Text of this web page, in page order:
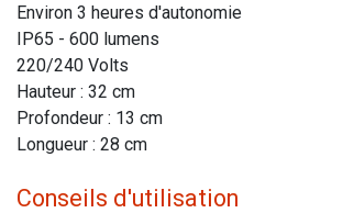
Environ 3 heures d'autonomie
IP65 - 600 lumens
220/240 Volts
Hauteur : 32 cm
Profondeur : 13 cm
Longueur : 28 cm
Conseils d'utilisation